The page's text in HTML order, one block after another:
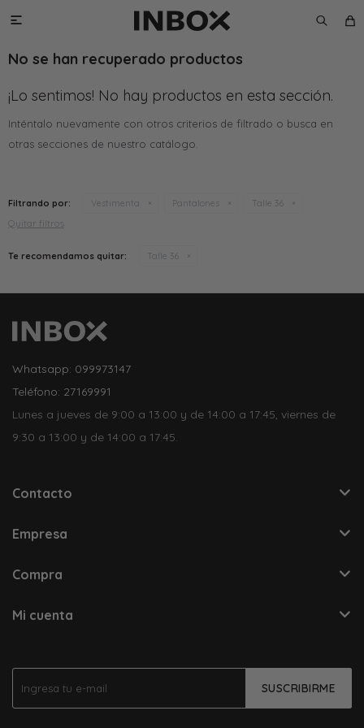

No se han recuperado productos
¡Lo sentimos! No hay productos en esta sección.
Inténtalo nuevamente con otros criterios de filtrado o busca en
otras secciones de nuestro catálogo.
Filtrando por: Vestimenta Pantalones Talle 36
Quitar filtros
Te recomendamos quitar: Talle 36
SUSCRIBIRME
Whatsapp: 099973147
Teléfono: 27169991
Lunes a jueves de 9:00 a 13:00 y de 14:00 a 17:45, viernes de
9:30 a 13:00 y de 14:00 a 17:45.
Contacto
Empresa
Compra
Mi cuenta